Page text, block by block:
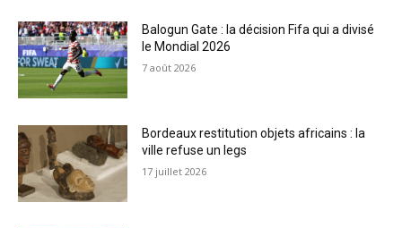
Balogun Gate : la décision Fifa qui a divisé
le Mondial 2026
7 août 2026
Bordeaux restitution objets africains : la
ville refuse un legs
17 juillet 2026